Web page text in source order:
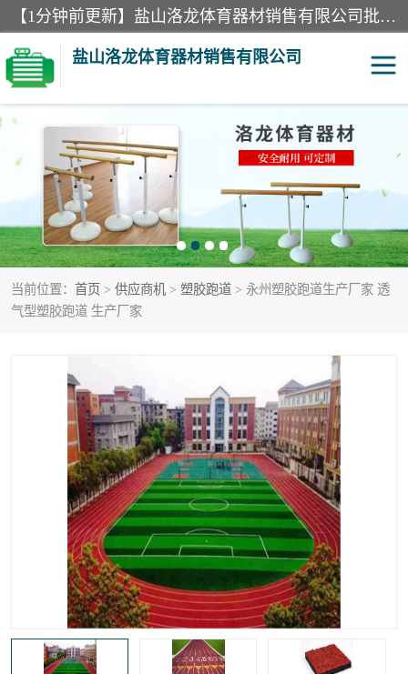
【1分钟前更新】盐山洛龙体育器材销售有限公司批量供应：300米障碍器材、400米障碍器材、部队训练器材、双杠、体操垫、舞蹈把杆等产品。盐山洛龙体育器材销售有限公司经过多年的发展，集研发，生产，销售，售后服务为一体. 奉行“质量，信誉，服务”的宗旨，以开拓创新的精神和真诚守信的态度积极进取。
盐山洛龙体育器材销售有限公司
当前位置： 首页 > 供应商机 > 塑胶跑道 > 永州塑胶跑道生产厂家 透
气型塑胶跑道 生产厂家
单双杠 舞蹈把杆
400米障碍器材 体操垫
300米障碍器材 攀爬架
塑胶跑道 400米障碍器材1